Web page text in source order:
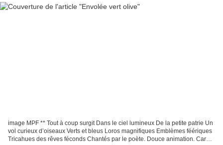
image MPF ** Tout à coup surgit Dans le ciel lumineux De la petite patrie Un
vol curieux d’oiseaux Verts et bleus Loros magnifiques Emblèmes féériques
Tricahues des rêves féconds Chantés par le poète. Douce animation. Carole